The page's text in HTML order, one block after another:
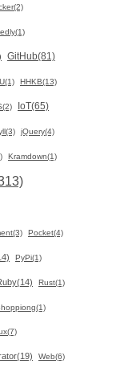
GitHub(81)
HHKB(13)
IoT(65)
jQuery(4)
Kramdown(1)
Pocket(4)
PyPi(1)
Rust(1)
Web(6)